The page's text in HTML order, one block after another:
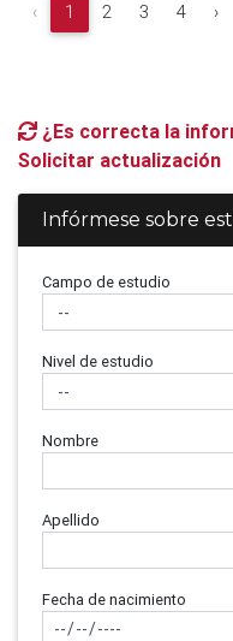
‹ 1 2 3 4 ›
¿Es correcta la
Solicitar actualización
Infórmese sobre
Campo de estudio
Nivel de estudio
Nombre
Apellido
Fecha de nacimiento